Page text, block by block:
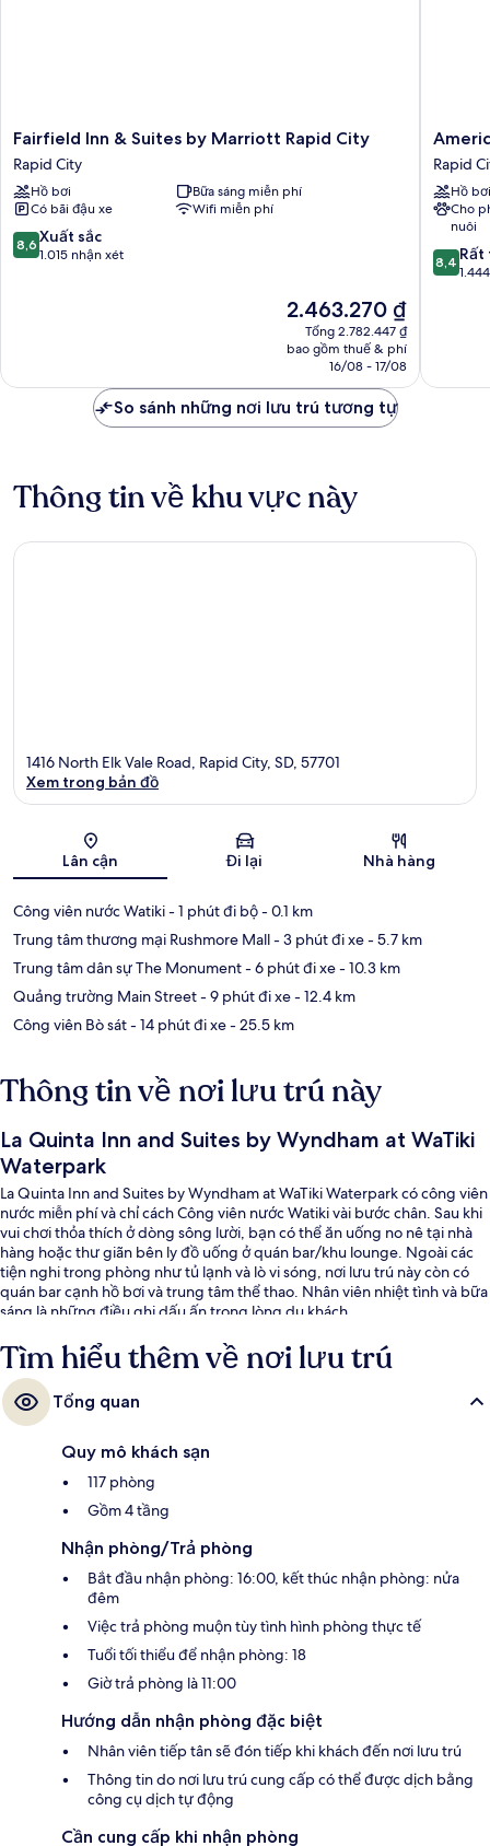
Accessible)
thuốc
(Mobility
Accessible)
Fairfield
Inn
&
Suites
by
Marriott
Rapid
Fairfield Inn & Suites by Marriott Rapid City
Rapid City
Hồ bơi
Bữa sáng miễn phí
Có bãi đậu xe
Wifi miễn phí
8.6
trên
8,6 Xuất sắc
1.015 nhận xét
Giá
hiện
tại
2.463.270 ₫
2.463.270 ₫
Tổng 2.782.447 ₫
bao gồm thuế & phí
16/08 - 17/08
by
Rapid
City
Rapid
City
Rapid
Hồ bơi
Cho
nuôi
8.4
trên
xét
8,4 Rất
So sánh những nơi lưu trú tương tự
Thông tin về khu vực này
Bản đồ
1416 North Elk Vale Road, Rapid City, SD, 57701
Xem trong bản đồ
Lân cận Đi lại Nhà hàng
Công viên nước Watiki- 1 phút đi bộ- 0.1 km
Trung tâm thương mại Rushmore Mall- 3 phút đi xe- 5.7 km
Trung tâm dân sự The Monument- 6 phút đi xe- 10.3 km
Quảng trường Main Street- 9 phút đi xe- 12.4 km
Công viên Bò sát- 14 phút đi xe- 25.5 km
Thông tin về nơi lưu trú này
La Quinta Inn and Suites by Wyndham at WaTiki
Waterpark
La Quinta Inn and Suites by Wyndham at WaTiki Waterpark có công viên
nước miễn phí và chỉ cách Công viên nước Watiki vài bước chân. Sau khi
vui chơi thỏa thích ở dòng sông lười, bạn có thể ăn uống no nê tại nhà
hàng hoặc thư giãn bên ly đồ uống ở quán bar/khu lounge. Ngoài các
tiện nghi trong phòng như tủ lạnh và lò vi sóng, nơi lưu trú này còn có
quán bar cạnh hồ bơi và trung tâm thể thao. Nhân viên nhiệt tình và bữa
sáng là những điều ghi dấu ấn trong lòng du khách.
Tìm hiểu thêm về nơi lưu trú
Tổng quan
Quy mô khách sạn
117 phòng
Gồm 4 tầng
Nhận phòng/Trả phòng
Bắt đầu nhận phòng: 16:00, kết thúc nhận phòng: nửa
đêm
Việc trả phòng muộn tùy tình hình phòng thực tế
Tuổi tối thiểu để nhận phòng: 18
Giờ trả phòng là 11:00
Hướng dẫn nhận phòng đặc biệt
Nhân viên tiếp tân sẽ đón tiếp khi khách đến nơi lưu trú
Thông tin do nơi lưu trú cung cấp có thể được dịch bằng
công cụ dịch tự động
Cần cung cấp khi nhận phòng